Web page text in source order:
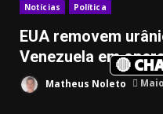
🔴
Notícias Política
EUA removem
Venezuela em
Matheus Noleto